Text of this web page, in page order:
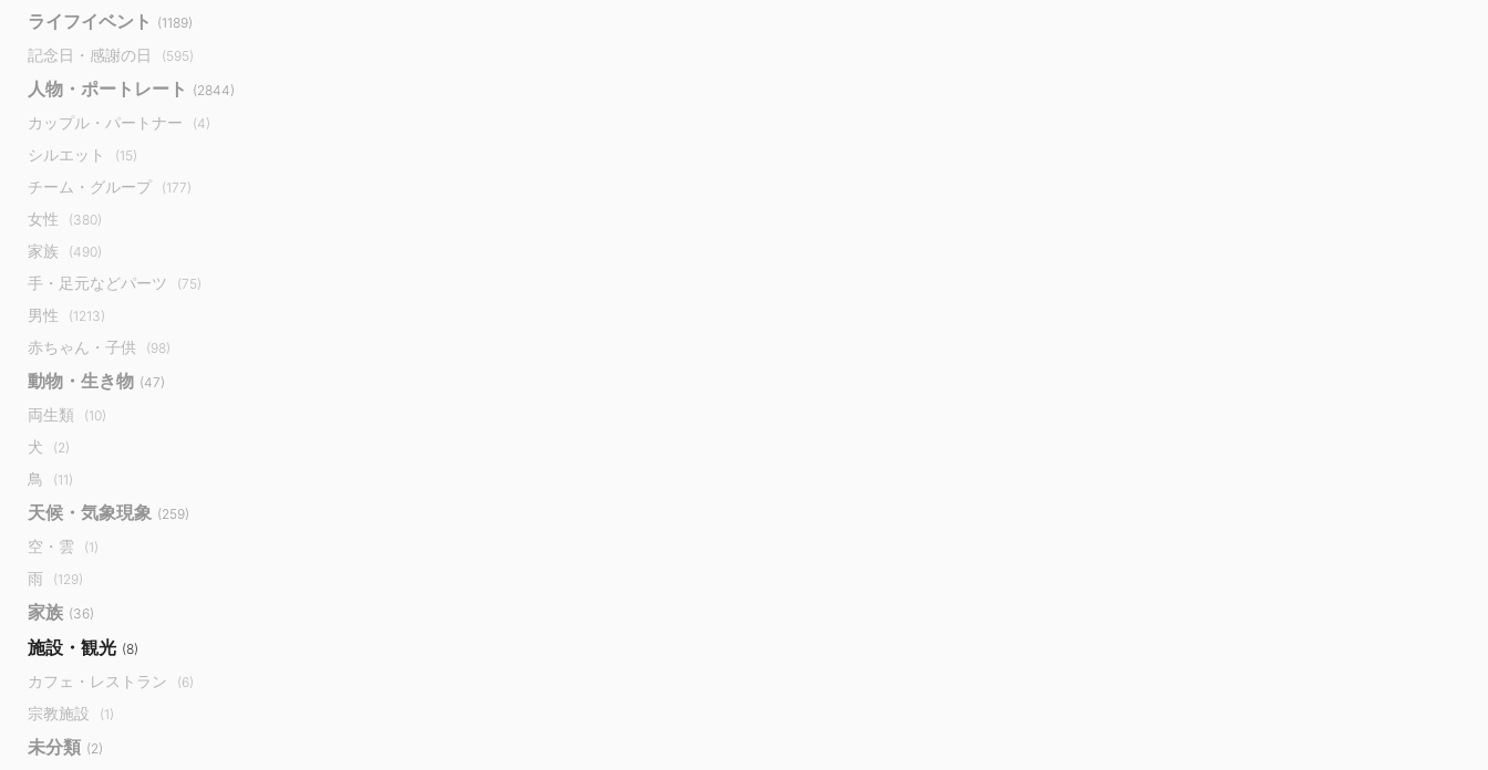
ライフイベント (1189)
記念日・感謝の日 (595)
人物・ポートレート (2844)
カップル・パートナー (4)
シルエット (15)
チーム・グループ (177)
女性 (380)
家族 (490)
手・足元などパーツ (75)
男性 (1213)
赤ちゃん・子供 (98)
動物・生き物 (47)
両生類 (10)
犬 (2)
鳥 (11)
天候・気象現象 (259)
空・雲 (1)
雨 (129)
家族 (36)
施設・観光 (8)
カフェ・レストラン (6)
宗教施設 (1)
未分類 (2)